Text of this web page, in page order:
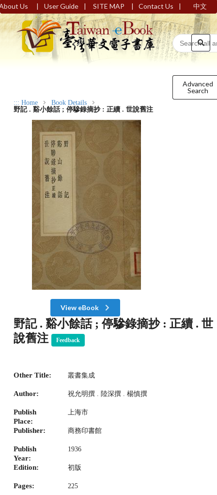
Us | User Guide | SITE MAP | Contact Us | 中文
Advanced
Search
::: Home
Book Details
野記 . 谿小餘話 ; 停驂錄摘抄 : 正續 . 世說舊注
View eBook
野記 . 谿小餘話 ; 停驂錄摘抄 : 正續 . 世
說舊注
Feedback
Other Title: 叢書集成
Author: 祝允明撰 . 陸深撰 . 楊慎撰
Publish
Place:
上海市
Publisher: 商務印書館
Publish
Year:
1936
Edition: 初版
Pages: 225